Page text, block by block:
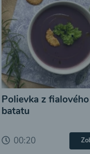
Polievka z fialového
batatu
00:20